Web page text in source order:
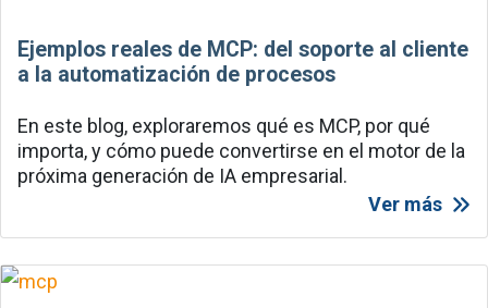
Ejemplos reales de MCP: del soporte al cliente
a la automatización de procesos
En este blog, exploraremos qué es MCP, por qué
importa, y cómo puede convertirse en el motor de la
próxima generación de IA empresarial.
Ver más